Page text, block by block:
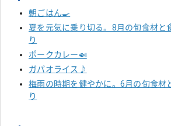
朝ごはん🍳
夏を元気に乗り切る。8月の旬食材と
り
ポークカレー🍛
ガパオライス♪
梅雨の時期を健やかに。6月の旬食材
り